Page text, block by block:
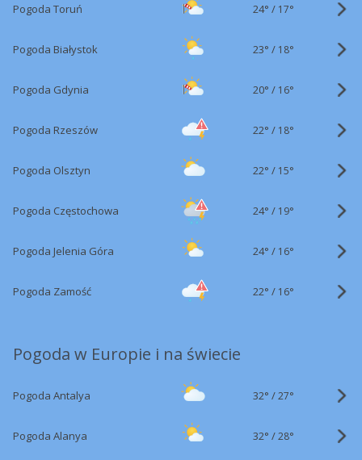
Pogoda Toruń 24° / 17°
Pogoda Białystok 23° / 18°
Pogoda Gdynia 20° / 16°
Pogoda Rzeszów 22° / 18°
Pogoda Olsztyn 22° / 15°
Pogoda Częstochowa 24° / 19°
Pogoda Jelenia Góra 24° / 16°
Pogoda Zamość 22° / 16°
Pogoda w Europie i na świecie
Pogoda Antalya 32° /27°
Pogoda Alanya 32° /28°